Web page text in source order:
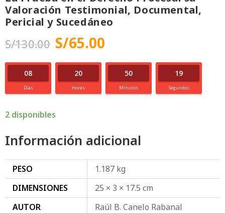
Valoración Testimonial, Documental,
Pericial y Sucedáneo
S/130.00 S/65.00
08
Días
20
Horas
50
Minutos
18
Segundos
2 disponibles
Información adicional
PESO
1.187 kg
DIMENSIONES
25 × 3 × 17.5 cm
AUTOR
Raúl B. Canelo Rabanal